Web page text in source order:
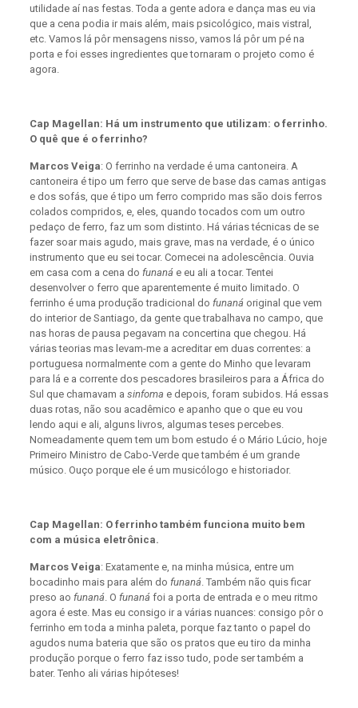
utilidade aí nas festas. Toda a gente adora e dança mas eu via
que a cena podia ir mais além, mais psicológico, mais vistral,
etc. Vamos lá pôr mensagens nisso, vamos lá pôr um pé na
porta e foi esses ingredientes que tornaram o projeto como é
agora.
Cap Magellan: Há um instrumento que utilizam: o ferrinho.
O quê que é o ferrinho?
Marcos Veiga: O ferrinho na verdade é uma cantoneira. A
cantoneira é tipo um ferro que serve de base das camas antigas
e dos sofás, que é tipo um ferro comprido mas são dois ferros
colados compridos, e, eles, quando tocados com um outro
pedaço de ferro, faz um som distinto. Há várias técnicas de se
fazer soar mais agudo, mais grave, mas na verdade, é o único
instrumento que eu sei tocar. Comecei na adolescência. Ouvia
em casa com a cena do funaná e eu ali a tocar. Tentei
desenvolver o ferro que aparentemente é muito limitado. O
ferrinho é uma produção tradicional do funanáoriginal que vem
do interior de Santiago, da gente que trabalhava no campo, que
nas horas de pausa pegavam na concertina que chegou. Há
várias teorias mas levam-me a acreditar em duas correntes: a
portuguesa normalmente com a gente do Minho que levaram
para lá e a corrente dos pescadores brasileiros para a África do
Sul que chamavam a sinfoma e depois, foram subidos. Há essas
duas rotas, não sou acadêmico e apanho que o que eu vou
lendo aqui e ali, alguns livros, algumas teses percebes.
Nomeadamente quem tem um bom estudo é o Mário Lúcio, hoje
Primeiro Ministro de Cabo-Verde que também é um grande
músico. Ouço porque ele é um musicólogo e historiador.
Cap Magellan: O ferrinho também funciona muito bem
com a música eletrônica.
Marcos Veiga: Exatamente e, na minha música, entre um
bocadinho mais para além do funaná. Também não quis ficar
preso ao funaná. O funanáfoi a porta de entrada e o meu ritmo
agora é este. Mas eu consigo ir a várias nuances: consigo pôr o
ferrinho em toda a minha paleta, porque faz tanto o papel do
agudos numa bateria que são os pratos que eu tiro da minha
produção porque o ferro faz isso tudo, pode ser também a
bater. Tenho ali várias hipóteses!